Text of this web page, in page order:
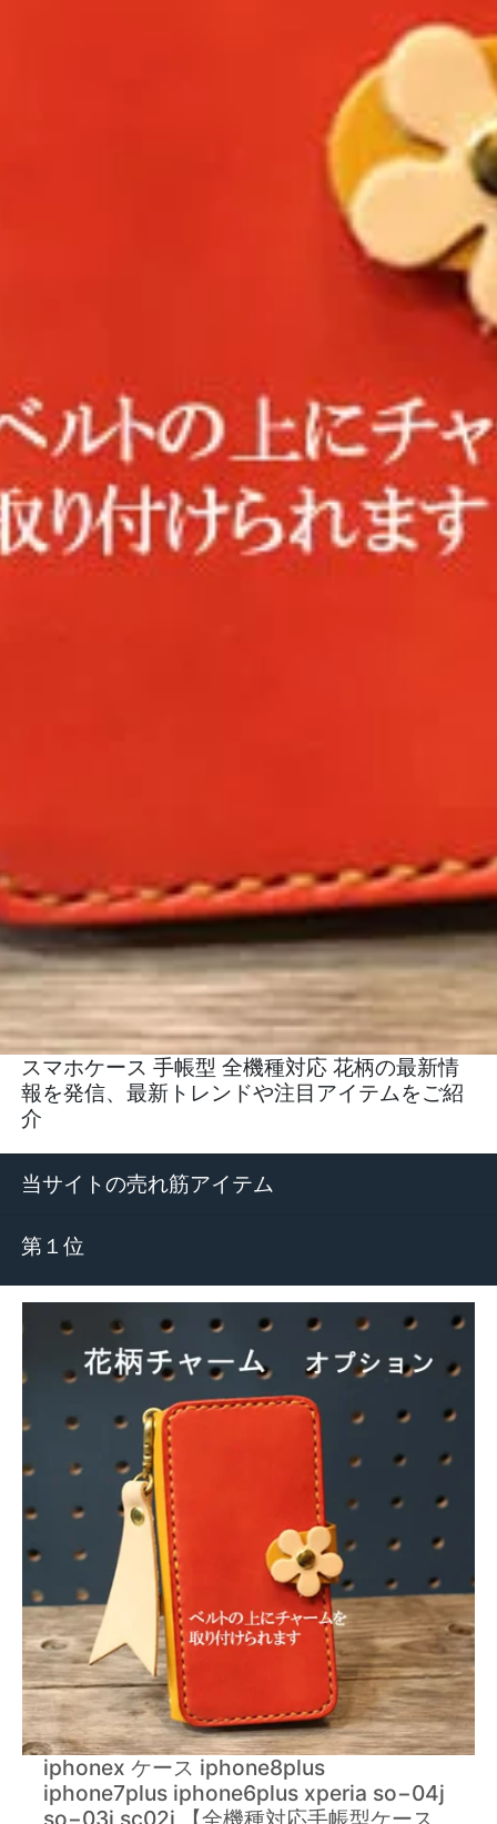
スマホケース 手帳型 全機種対応 花柄の最新情
報を発信、最新トレンドや注目アイテムをご紹
介
当サイトの売れ筋アイテム
第１位
iphonex ケース iphone8plus
iphone7plus iphone6plus xperia so−04j
so−03j sc02j 【全機種対応手帳型ケース